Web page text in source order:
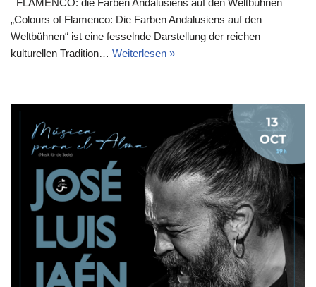
FLAMENCO: die Farben Andalusiens auf den Weltbühnen
„Colours of Flamenco: Die Farben Andalusiens auf den
Weltbühnen“ ist eine fesselnde Darstellung der reichen
kulturellen Tradition… Weiterlesen »